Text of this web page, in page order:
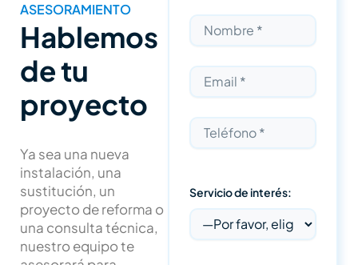
ASESORAMIENTO
Hablemos
de tu
proyecto
Ya sea una nueva
instalación, una
sustitución, un
proyecto de reforma o
una consulta técnica,
nuestro equipo te
Servicio de interés: